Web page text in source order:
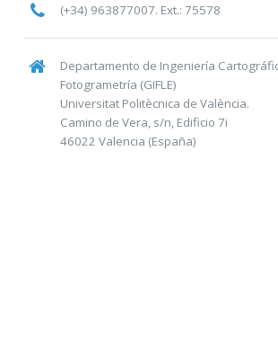
(+34) 963877007. Ext.: 75578
Departamento de Ingeniería
Fotogrametría (GIFLE)
Universitat Politècnica de València.
Camino de Vera, s/n, Edificio 7i
46022 Valencia (España)